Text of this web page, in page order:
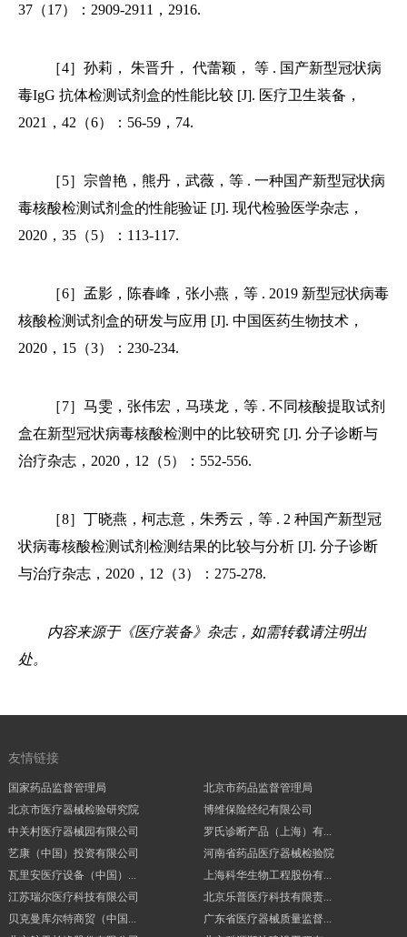
37（17）：2909-2911，2916.
［4］孙莉， 朱晋升， 代蕾颖， 等 . 国产新型冠状病
毒IgG 抗体检测试剂盒的性能比较 [J]. 医疗卫生装备，
2021，42（6）：56-59，74.
［5］宗曾艳，熊丹，武薇，等 . 一种国产新型冠状病
毒核酸检测试剂盒的性能验证 [J]. 现代检验医学杂志，
2020，35（5）：113-117.
［6］孟影，陈春峰，张小燕，等 . 2019 新型冠状病毒
核酸检测试剂盒的研发与应用 [J]. 中国医药生物技术，
2020，15（3）：230-234.
［7］马雯，张伟宏，马瑛龙，等 . 不同核酸提取试剂
盒在新型冠状病毒核酸检测中的比较研究 [J]. 分子诊断与
治疗杂志，2020，12（5）：552-556.
［8］丁晓燕，柯志意，朱秀云，等 . 2 种国产新型冠
状病毒核酸检测试剂检测结果的比较与分析 [J]. 分子诊断
与治疗杂志，2020，12（3）：275-278.
内容来源于《医疗装备》杂志，如需转载请注明出
处。
友情链接
国家药品监督管理局
北京市药品监督管理局
北京市医疗器械检验研究院
博维保险经纪有限公司
中关村医疗器械园有限公司
罗氏诊断产品（上海）有...
艺康（中国）投资有限公司
河南省药品医疗器械检验院
瓦里安医疗设备（中国）...
上海科华生物工程股份有...
江苏瑞尔医疗科技有限公司
北京乐普医疗科技有限责...
贝克曼库尔特商贸（中国...
广东省医疗器械质量监督...